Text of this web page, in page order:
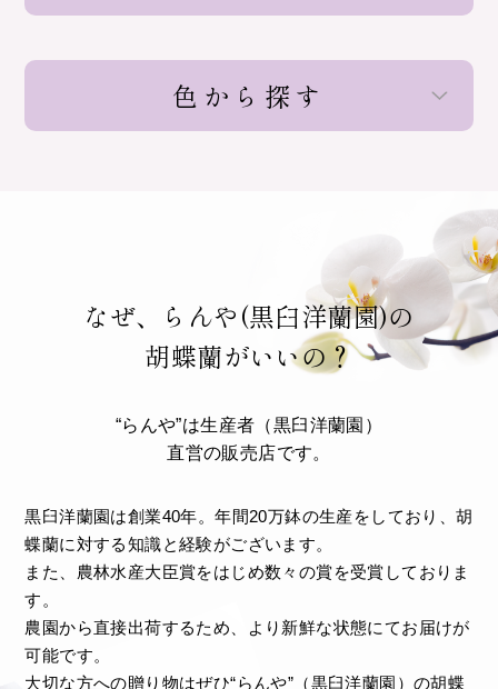
色から探す
なぜ、らんや(黒臼洋蘭園)の
胡蝶蘭がいいの？
“らんや”は生産者（黒臼洋蘭園）
直営の販売店です。
黒臼洋蘭園は創業40年。年間20万鉢の生産をしており、胡
蝶蘭に対する知識と経験がございます。
また、農林水産大臣賞をはじめ数々の賞を受賞しておりま
す。
農園から直接出荷するため、より新鮮な状態にてお届けが
可能です。
大切な方への贈り物はぜひ“らんや”（黒臼洋蘭園）の胡蝶